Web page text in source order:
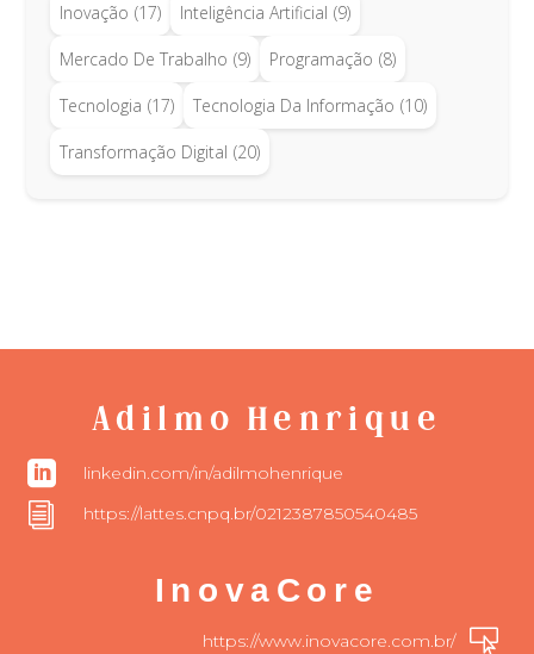
Inovação (17) Inteligência Artificial (9)
Mercado De Trabalho (9) Programação (8)
Tecnologia (17) Tecnologia Da Informação (10)
Transformação Digital (20)
Adilmo Henrique
 linkedin.com/in/adilmohenrique
i https://lattes.cnpq.br/0212387850540485
InovaCore

https://www.inovacore.com.br/